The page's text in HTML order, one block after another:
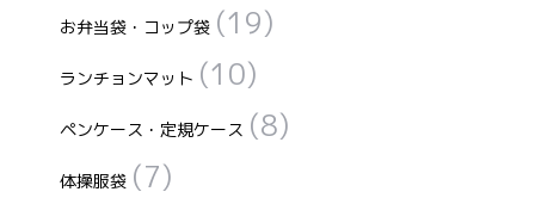
お弁当袋・コップ袋 (19)
ランチョンマット (10)
ペンケース・定規ケース (8)
体操服袋 (7)